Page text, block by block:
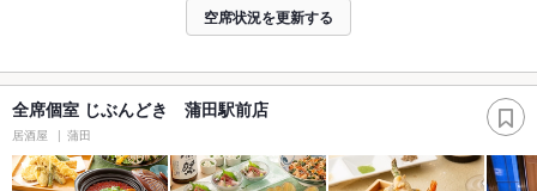
空席状況を更新する
全席個室 じぶんどき 蒲田駅前店
居酒屋 蒲田